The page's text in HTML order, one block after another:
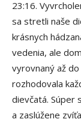
23:16.
sa stretli naše
krásnych
vedenia, ale
vyrovnaný až
rozhodovala
dievčatá. Súper
a zaslúžene